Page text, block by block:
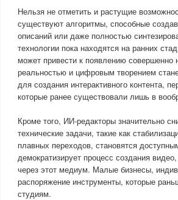
Нельзя не отметить и растущие
существуют алгоритмы, способные
описаний или даже полностью
технологии пока находятся на ранних
может привести к появлению
реальностью и цифровым творением
для создания интерактивного контента,
которые ранее существовали лишь в
Кроме того, ИИ-редакторы значительно
технические задачи, такие как
плавных переходов, становятся
демократизирует процесс создания
через этот медиум. Малые бизнесы,
распоряжение инструменты, которые
студиям.